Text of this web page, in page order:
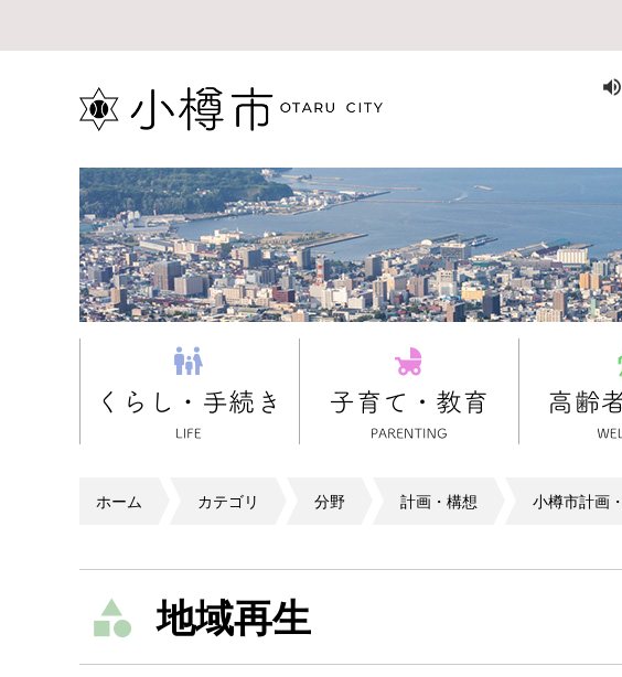
ホーム カテゴリ 分野 計画・構想 小樽市計画
地域再生